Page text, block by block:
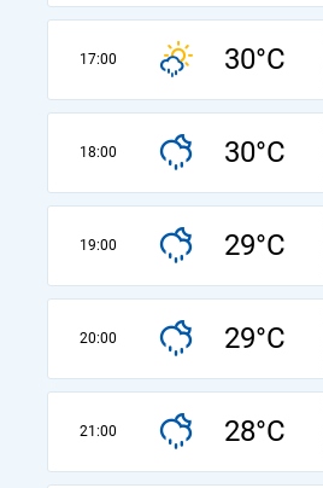
17:00 30°C
18:00 30°C
19:00 29°C
20:00 29°C
21:00 28°C